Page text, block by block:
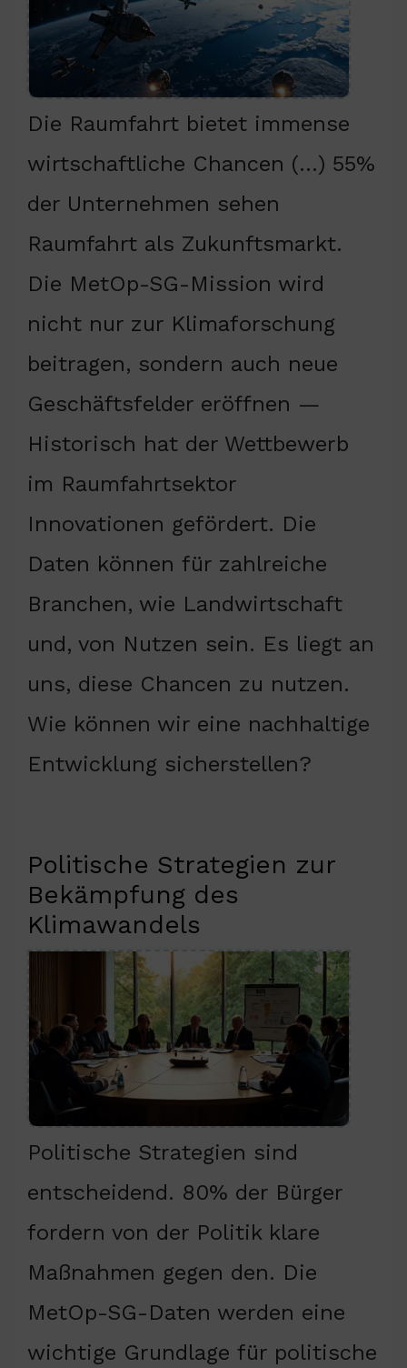
Die Raumfahrt bietet immense
wirtschaftliche Chancen (…) 55%
der Unternehmen sehen
Raumfahrt als Zukunftsmarkt.
Die MetOp-SG-Mission wird
nicht nur zur Klimaforschung
beitragen, sondern auch neue
Geschäftsfelder eröffnen —
Historisch hat der Wettbewerb
im Raumfahrtsektor
Innovationen gefördert. Die
Daten können für zahlreiche
Branchen, wie Landwirtschaft
und, von Nutzen sein. Es liegt an
uns, diese Chancen zu nutzen.
Wie können wir eine nachhaltige
Entwicklung sicherstellen?
Politische Strategien zur
Bekämpfung des
Klimawandels
Politische Strategien sind
entscheidend. 80% der Bürger
fordern von der Politik klare
Maßnahmen gegen den. Die
MetOp-SG-Daten werden eine
wichtige Grundlage für politische